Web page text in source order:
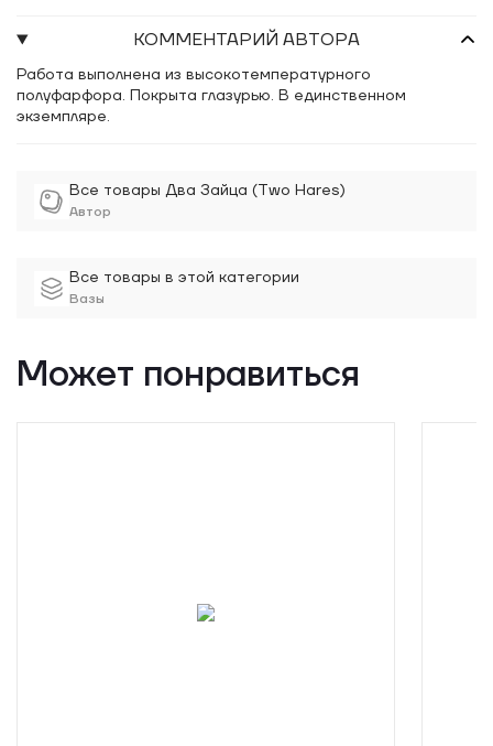
Все товары Два Зайца (Two Hares)
Автор
Все товары в этой категории
Вазы
КОММЕНТАРИЙ АВТОРА
Работа выполнена из высокотемпературного
полуфарфора. Покрыта глазурью. В единственном
экземпляре.
Может понравиться